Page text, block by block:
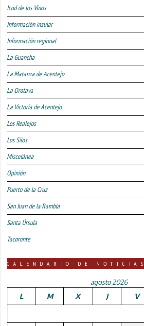
Icod de los Vinos
Información insular
Información regional
La Guancha
La Matanza de Acentejo
La Orotava
La Victoria de Acentejo
Los Realejos
Los Silos
Miscelánea
Opinión
Puerto de la Cruz
San Juan de la Rambla
Santa Úrsula
Tacoronte
CALENDARIO DE NOTICIAS
agosto 2026
L
M X J V